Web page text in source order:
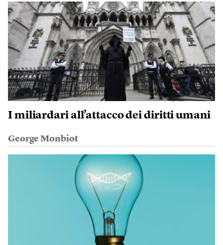
I miliardari all’attacco dei diritti umani
George Monbiot